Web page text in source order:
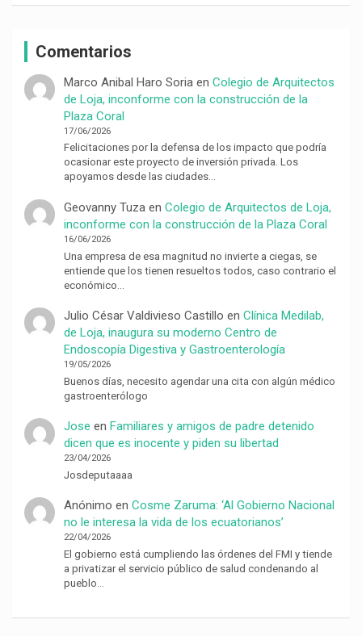
Comentarios
Marco Anibal Haro Soriaen Colegio de Arquitectos
de Loja, inconforme con la construcción de la
Plaza Coral
17/06/2026
Felicitaciones por la defensa de los impacto que podría
ocasionar este proyecto de inversión privada. Los
apoyamos desde las ciudades…
Geovanny Tuzaen Colegio de Arquitectos de Loja,
inconforme con la construcción de la Plaza Coral
16/06/2026
Una empresa de esa magnitud no invierte a ciegas, se
entiende que los tienen resueltos todos, caso contrario el
económico…
Julio César Valdivieso Castillo en Clínica Medilab,
de Loja, inaugura su moderno Centro de
Endoscopía Digestiva y Gastroenterología
19/05/2026
Buenos días, necesito agendar una cita con algún médico
gastroenterólogo
Jose en Familiares y amigos de padre detenido
dicen que es inocente y piden su libertad
23/04/2026
Josdeputaaaa
Anónimo en Cosme Zaruma: ‘Al Gobierno Nacional
no le interesa la vida de los ecuatorianos’
22/04/2026
El gobierno está cumpliendo las órdenes del FMI y tiende
a privatizar el servicio público de salud condenando al
pueblo…